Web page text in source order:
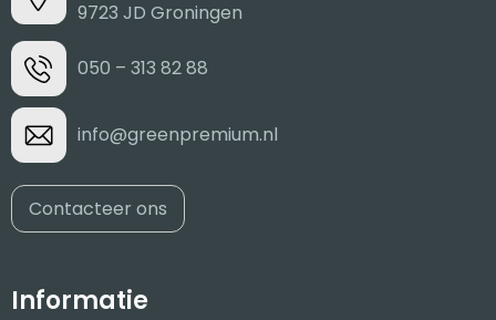
9723 JD Groningen
050 – 313 82 88
info@greenpremium.nl
Contacteer ons
Informatie